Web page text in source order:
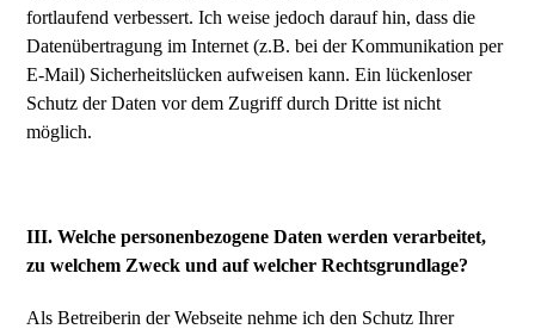
fortlaufend verbessert. Ich weise jedoch darauf hin, dass die
Datenübertragung im Internet (z.B. bei der Kommunikation per
E-Mail) Sicherheitslücken aufweisen kann. Ein lückenloser
Schutz der Daten vor dem Zugriff durch Dritte ist nicht
möglich.
III. Welche personenbezogene Daten werden verarbeitet,
zu welchem Zweck und auf welcher Rechtsgrundlage?
Als Betreiberin der Webseite nehme ich den Schutz Ihrer